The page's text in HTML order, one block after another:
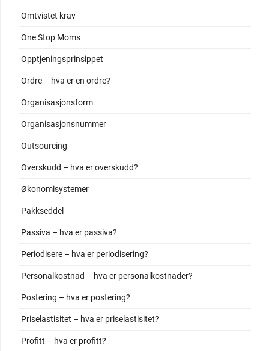
Omtvistet krav
One Stop Moms
Opptjeningsprinsippet
Ordre – hva er en ordre?
Organisasjonsform
Organisasjonsnummer
Outsourcing
Overskudd – hva er overskudd?
Økonomisystemer
Pakkseddel
Passiva – hva er passiva?
Periodisere – hva er periodisering?
Personalkostnad – hva er personalkostnader?
Postering – hva er postering?
Priselastisitet – hva er priselastisitet?
Profitt – hva er profitt?